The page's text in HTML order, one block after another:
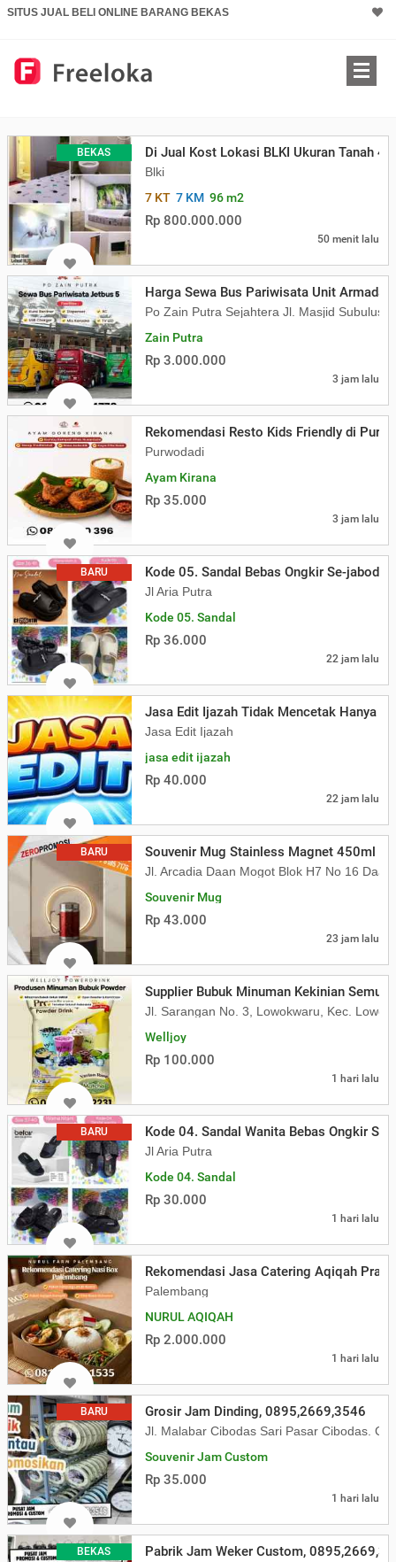
SITUS JUAL BELI ONLINE BARANG BEKAS
BEKAS Di Jual Kost Lokasi BLKI Ukuran Tanah
Blki
7 KT 7 KM 96 m2
Rp 800.000.000
50 menit lalu
Harga Sewa Bus Pariwisata Unit Armada
Po Zain Putra Sejahtera Jl. Masjid
Zain Putra
Rp 3.000.000
3 jam lalu
Rekomendasi Resto Kids Friendly di
Purwodadi
Ayam Kirana
Rp 35.000
3 jam lalu
BARU Kode 05. Sandal Bebas Ongkir Se-
Jl Aria Putra
Kode 05. Sandal
Rp 36.000
22 jam lalu
Jasa Edit Ijazah Tidak Mencetak Hanya
Jasa Edit Ijazah
jasa edit ijazah
Rp 40.000
22 jam lalu
BARU Souvenir Mug Stainless Magnet 450ml
Jl. Arcadia Daan Mogot Blok H7 No 16
Souvenir Mug
Rp 43.000
23 jam lalu
Supplier Bubuk Minuman Kekinian Semua
Jl. Sarangan No. 3, Lowokwaru, Kec.
Welljoy
Rp 100.000
1 hari lalu
BARU Kode 04. Sandal Wanita Bebas Ongkir
Jl Aria Putra
Kode 04. Sandal
Rp 30.000
1 hari lalu
Rekomendasi Jasa Catering Aqiqah
Palembang
NURUL AQIQAH
Rp 2.000.000
1 hari lalu
BARU Grosir Jam Dinding, 0895,2669,3546
Jl. Malabar Cibodas Sari Pasar Cibodas.
Souvenir Jam Custom
Rp 35.000
1 hari lalu
BEKAS Pabrik Jam Weker Custom,